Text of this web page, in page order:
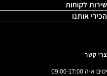
שירות לקוחות
הכירי אותנו
צרי קשר
ימים א-ה 09:00-17:00